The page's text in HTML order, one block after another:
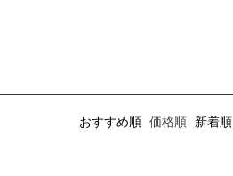
おすすめ順 価格順 新着順